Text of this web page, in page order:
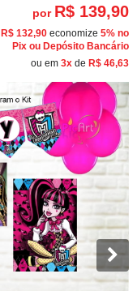
por R$ 139,90
R$ 132,90 economize 5% no
Pix ou Depósito Bancário
ou em 3x de R$ 46,63